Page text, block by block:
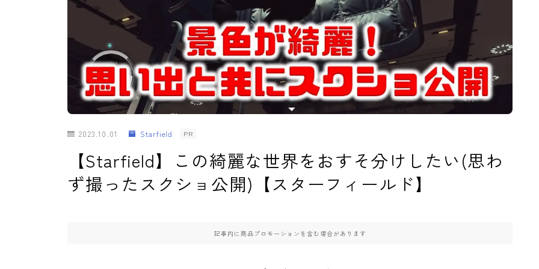
2023.10.01 Starfield PR
【Starfield】この綺麗な世界をおすそ分けしたい(思わ
ず撮ったスクショ公開)【スターフィールド】
記事内に商品プロモーションを含む場合があります